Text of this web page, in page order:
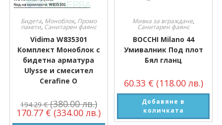
Бидета, Моноблок, Промо
пакети, Санитарен фаянс
Vidima W835301
Комплект Моноблок с
бидетна арматура
Ulysse и смесител
Cerafine O
194.29€ (380.00 лв.)
170.77 € (334.00 лв.)
Мивка за вграждане,
Санитарен фаянс
BOCCHI Milano 44
Умивалник Под плот
Бял гланц
60.33 € (118.00 лв.)
Добавяне в
количката